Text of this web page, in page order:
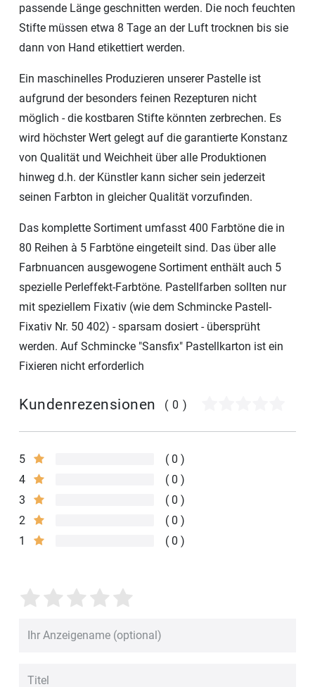
passende Länge geschnitten werden. Die noch feuchten
Stifte müssen etwa 8 Tage an der Luft trocknen bis sie
dann von Hand etikettiert werden.
Ein maschinelles Produzieren unserer Pastelle ist
aufgrund der besonders feinen Rezepturen nicht
möglich - die kostbaren Stifte könnten zerbrechen. Es
wird höchster Wert gelegt auf die garantierte Konstanz
von Qualität und Weichheit über alle Produktionen
hinweg d.h. der Künstler kann sicher sein jederzeit
seinen Farbton in gleicher Qualität vorzufinden.
Das komplette Sortiment umfasst 400 Farbtöne die in
80 Reihen à 5 Farbtöne eingeteilt sind. Das über alle
Farbnuancen ausgewogene Sortiment enthält auch 5
spezielle Perleffekt-Farbtöne. Pastellfarben sollten nur
mit speziellem Fixativ (wie dem Schmincke Pastell-
Fixativ Nr. 50 402) - sparsam dosiert - übersprüht
werden. Auf Schmincke "Sansfix" Pastellkarton ist ein
Fixieren nicht erforderlich
Kundenrezensionen (0)
5
0
4
0
3
0
2
0
1
0